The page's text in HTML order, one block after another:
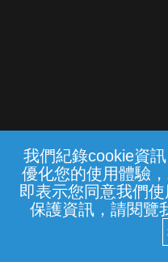
我們紀錄cookie資
優化您的使用體驗
即表示您同意我們
保護資訊，請閱覽
常見問題 線上客服
中華電信股份有
(統一編號：